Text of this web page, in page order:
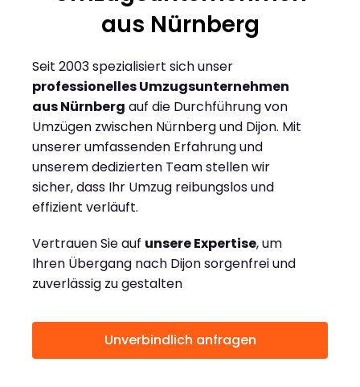
aus Nürnberg
Seit 2003 spezialisiert sich unser
professionelles Umzugsunternehmen
aus Nürnberg auf die Durchführung von
Umzügen zwischen Nürnberg und Dijon. Mit
unserer umfassenden Erfahrung und
unserem dedizierten Team stellen wir
sicher, dass Ihr Umzug reibungslos und
effizient verläuft.
Vertrauen Sie auf unsere Expertise, um
Ihren Übergang nach Dijon sorgenfrei und
zuverlässig zu gestalten
Unverbindlich anfragen